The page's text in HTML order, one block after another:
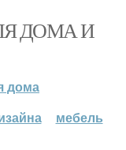
ДОМА И
дома
мебель